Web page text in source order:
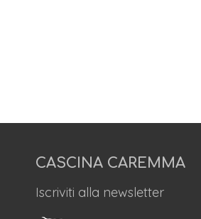
CASCINA CAREMMA
Iscriviti alla newsletter